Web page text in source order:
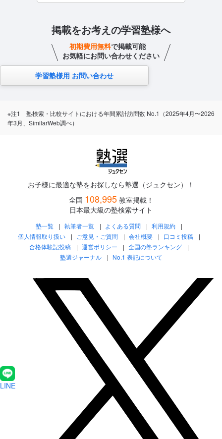
掲載をお考えの学習塾様へ
初期費用無料で掲載可能
お気軽にお問い合わせください
学習塾様用 お問い合わせ
※注1 塾検索・比較サイトにおける年間累計訪問数 No.1（2025年4月〜2026
年3月、SimilarWeb調べ）
お子様に最適な塾をお探しなら塾選（ジュクセン）！
全国 108,995 教室掲載！
日本最大級の塾検索サイト
塾一覧 執筆者一覧 よくある質問
利用規約
個人情報取り扱い
ご意見・ご質問 会社概要
口コミ投稿
合格体験記投稿
運営ポリシー
全国の塾ランキング
塾選ジャーナル
No.1 表記について
LINE